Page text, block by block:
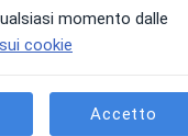
momento dalle
cookie
Accetto